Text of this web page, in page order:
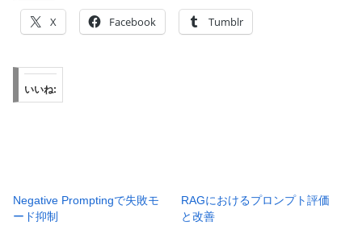
X Facebook Tumblr
いいね:
Negative Promptingで失敗モ
ード抑制
RAGにおけるプロンプト評価
と改善